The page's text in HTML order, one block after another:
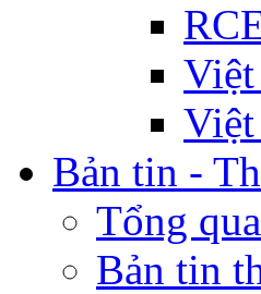
Việt
Bản tin -
Tổng
Bản tin